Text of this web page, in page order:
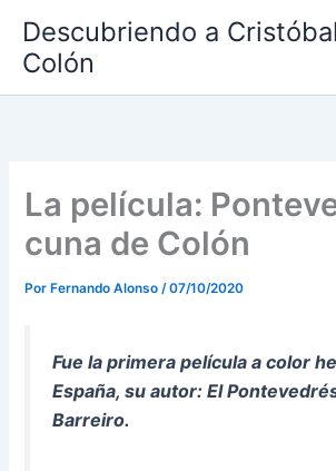
contenido
Descubriendo a Cristóbal
Colón
La película:
cuna de Colón
Por Fernando Alonso/07/10/2020
Fue la primera película a color
España, su autor: El
Barreiro.